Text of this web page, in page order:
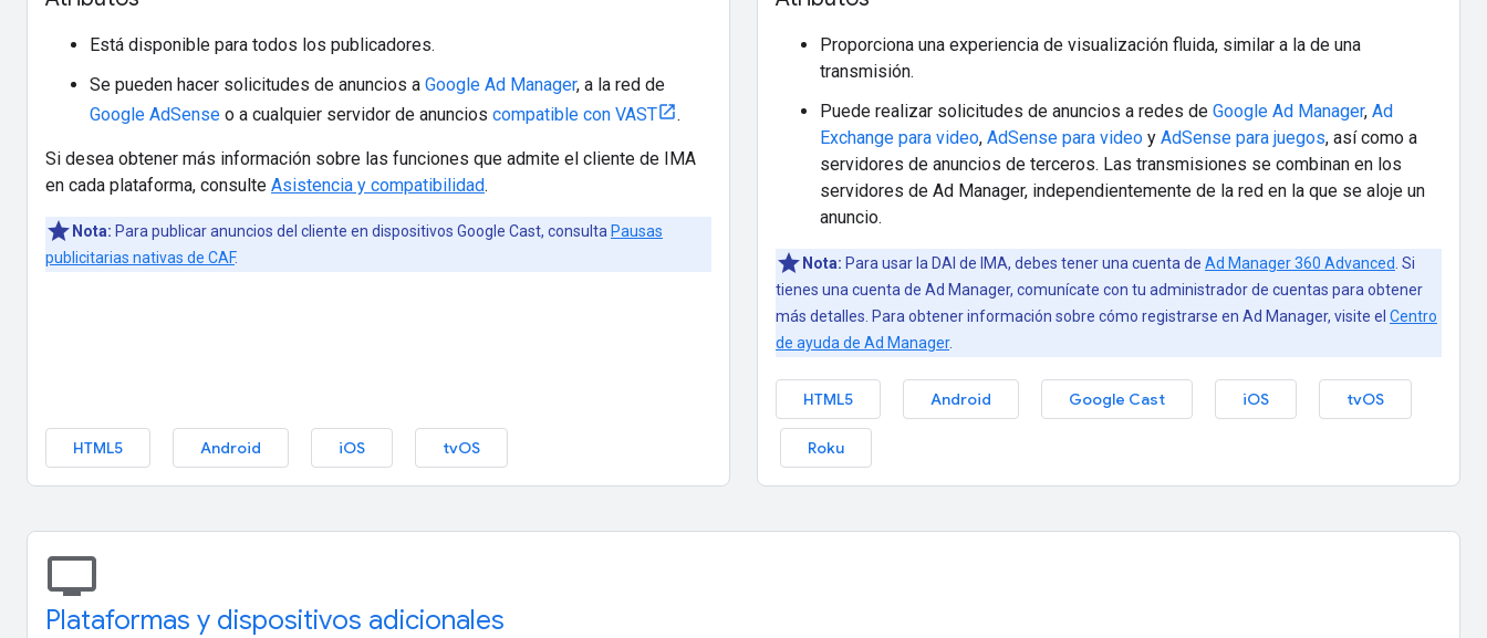
Está disponible para todos los publicadores.
Se pueden hacer solicitudes de anuncios a Google Ad Manager, a la red de
Google AdSense o a cualquier servidor de anuncios compatible con VAST .
Si desea obtener más información sobre las funciones que admite el cliente de IMA
en cada plataforma, consulte Asistencia y compatibilidad.
Nota: Para publicar anuncios del cliente en dispositivos Google Cast, consulta Pausas
publicitarias nativas de CAF.
HTML5 Android iOS tvOS
Proporciona una experiencia de visualización fluida, similar a la de una
transmisión.
Puede realizar solicitudes de anuncios a redes de Google Ad Manager, Ad
Exchange para video, AdSense para video y AdSense para juegos, así como a
servidores de anuncios de terceros. Las transmisiones se combinan en los
servidores de Ad Manager, independientemente de la red en la que se aloje un
anuncio.
Nota: Para usar la DAI de IMA, debes tener una cuenta de Ad Manager 360 Advanced . Si
tienes una cuenta de Ad Manager, comunícate con tu administrador de cuentas para obtener
más detalles. Para obtener información sobre cómo registrarse en Ad Manager, visite el Centro
de ayuda de Ad Manager.
HTML5 Android Google Cast iOS tvOS
Roku
tv
Plataformas y dispositivos adicionales